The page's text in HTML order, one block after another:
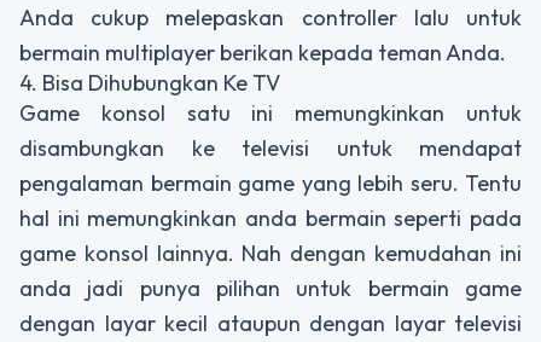
Anda cukup melepaskan controller lalu untuk
bermain multiplayer berikan kepada teman Anda.
4. Bisa Dihubungkan Ke TV
Game konsol satu ini memungkinkan untuk
disambungkan ke televisi untuk mendapat
pengalaman bermain game yang lebih seru. Tentu
hal ini memungkinkan anda bermain seperti pada
game konsol lainnya. Nah dengan kemudahan ini
anda jadi punya pilihan untuk bermain game
dengan layar kecil ataupun dengan layar televisi